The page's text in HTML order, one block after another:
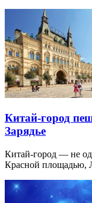
Китай-город
Зарядье
Китай-город — не
Красной площадью,